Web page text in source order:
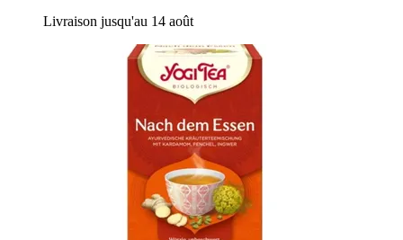
Livraison jusqu'au 14 août